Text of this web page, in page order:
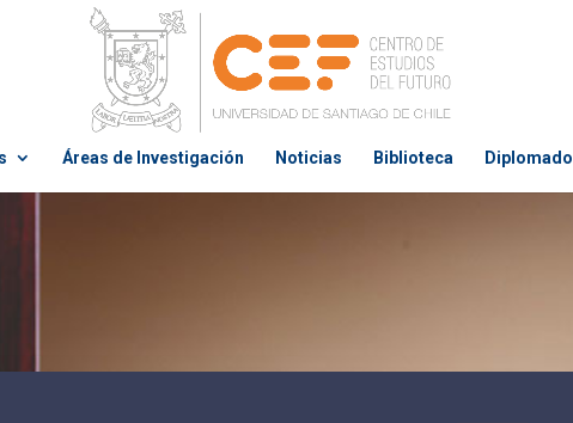
Áreas de Investigación Noticias Biblioteca Diplomado